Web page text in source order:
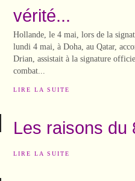
vérité...
Hollande, le 4 mai, lors de la
lundi 4 mai, à Doha, au Qatar,
Drian, assistait à la signature
combat...
LIRE LA SUITE
Les raisons du
LIRE LA SUITE